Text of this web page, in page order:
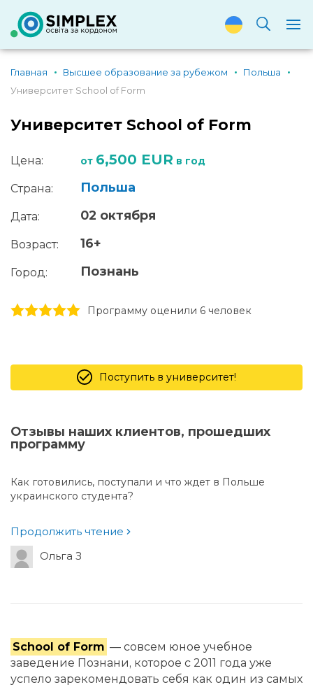
Главная Высшее образование за рубежом
Польша
Университет School of Form
Университет School of Form
Цена: от 6,500 EUR в год
Страна: Польша
Дата: 02 октября
Возраст: 16+
Город: Познань
5 stars
4 stars
3 stars
2 stars
1 stars Программу оценили 6 человек
Поступить в университет!
Отзывы наших клиентов, прошедших
программу
Как готовились, поступали и что ждет в Польше
украинского студента?
Продолжить чтение
Ольга З
School of Form — совсем юное учебное
заведение Познани, которое с 2011 года уже
успело зарекомендовать себя как один из самых